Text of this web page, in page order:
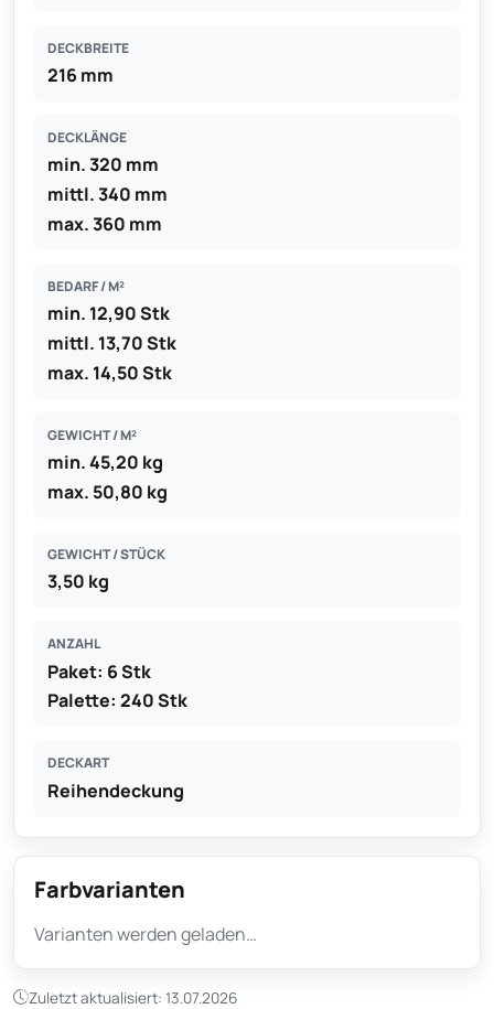
DECKBREITE
216 mm
DECKLÄNGE
min. 320 mm
mittl. 340 mm
max. 360 mm
BEDARF / M²
min. 12,90 Stk
mittl. 13,70 Stk
max. 14,50 Stk
GEWICHT / M²
min. 45,20 kg
max. 50,80 kg
GEWICHT / STÜCK
3,50 kg
ANZAHL
Paket: 6 Stk
Palette: 240 Stk
DECKART
Reihendeckung
Farbvarianten
Varianten werden geladen…
Zuletzt aktualisiert: 13.07.2026